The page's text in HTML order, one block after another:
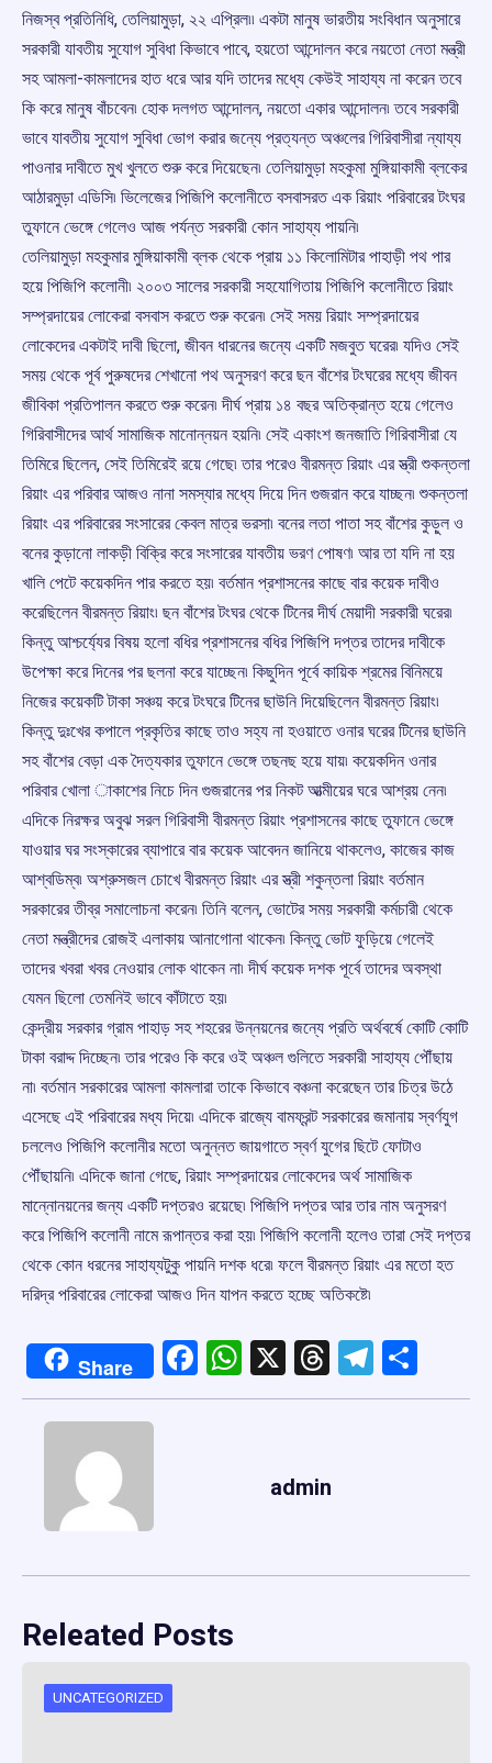
নিজস্ব প্রতিনিধি, তেলিয়ামুড়া, ২২ এপ্রিল৷৷ একটা মানুষ ভারতীয় সংবিধান অনুসারে
সরকারী যাবতীয় সুযোগ সুবিধা কিভাবে পাবে, হয়তো আন্দোলন করে নয়তো নেতা মন্ত্রী
সহ আমলা-কামলাদের হাত ধরে আর যদি তাদের মধ্যে কেউই সাহায্য না করেন তবে
কি করে মানুষ বাঁচবেন৷ হোক দলগত আন্দোলন, নয়তো একার আন্দোলন৷ তবে সরকারী
ভাবে যাবতীয় সুযোগ সুবিধা ভোগ করার জন্যে প্রত্যন্ত অঞ্চলের গিরিবাসীরা ন্যায্য
পাওনার দাবীতে মুখ খুলতে শুরু করে দিয়েছেন৷ তেলিয়ামুড়া মহকুমা মুঙ্গিয়াকামী ব্লকের
আঠারমুড়া এডিসি৷ ভিলেজের পিজিপি কলোনীতে বসবাসরত এক রিয়াং পরিবারের টংঘর
তুফানে ভেঙ্গে গেলেও আজ পর্যন্ত সরকারী কোন সাহায্য পায়নি৷
তেলিয়ামুড়া মহকুমার মুঙ্গিয়াকামী ব্লক থেকে প্রায় ১১ কিলোমিটার পাহাড়ী পথ পার
হয়ে পিজিপি কলোনী৷ ২০০৩ সালের সরকারী সহযোগিতায় পিজিপি কলোনীতে রিয়াং
সম্প্রদায়ের লোকেরা বসবাস করতে শুরু করেন৷ সেই সময় রিয়াং সম্প্রদায়ের
লোকেদের একটাই দাবী ছিলো, জীবন ধারনের জন্যে একটি মজবুত ঘরের৷ যদিও সেই
সময় থেকে পূর্ব পুরুষদের শেখানো পথ অনুসরণ করে ছন বাঁশের টংঘরের মধ্যে জীবন
জীবিকা প্রতিপালন করতে শুরু করেন৷ দীর্ঘ প্রায় ১৪ বছর অতিক্রান্ত হয়ে গেলেও
গিরিবাসীদের আর্থ সামাজিক মানোন্নয়ন হয়নি৷ সেই একাংশ জনজাতি গিরিবাসীরা যে
তিমিরে ছিলেন, সেই তিমিরেই রয়ে গেছে৷ তার পরেও বীরমন্ত রিয়াং এর স্ত্রী শুকন্তলা
রিয়াং এর পরিবার আজও নানা সমস্যার মধ্যে দিয়ে দিন গুজরান করে যাচ্ছন৷ শুকন্তলা
রিয়াং এর পরিবারের সংসারের কেবল মাত্র ভরসা৷ বনের লতা পাতা সহ বাঁশের কুড়ুল ও
বনের কুড়ানো লাকড়ী বিক্রি করে সংসারের যাবতীয় ভরণ পোষণ৷ আর তা যদি না হয়
খালি পেটে কয়েকদিন পার করতে হয়৷ বর্তমান প্রশাসনের কাছে বার কয়েক দাবীও
করেছিলেন বীরমন্ত রিয়াং৷ ছন বাঁশের টংঘর থেকে টিনের দীর্ঘ মেয়াদী সরকারী ঘরের৷
কিন্তু আশ্চর্য্যের বিষয় হলো বধির প্রশাসনের বধির পিজিপি দপ্তর তাদের দাবীকে
উপেক্ষা করে দিনের পর ছলনা করে যাচ্ছেন৷ কিছুদিন পূর্বে কায়িক শ্রমের বিনিময়ে
নিজের কয়েকটি টাকা সঞ্চয় করে টংঘরে টিনের ছাউনি দিয়েছিলেন বীরমন্ত রিয়াং৷
কিন্তু দুঃখের কপালে প্রকৃতির কাছে তাও সহ্য না হওয়াতে ওনার ঘরের টিনের ছাউনি
সহ বাঁশের বেড়া এক দৈত্যকার তুফানে ভেঙ্গে তছনছ হয়ে যায়৷ কয়েকদিন ওনার
পরিবার খোলা াকাশের নিচে দিন গুজরানের পর নিকট আত্মীয়ের ঘরে আশ্রয় নেন৷
এদিকে নিরক্ষর অবুঝ সরল গিরিবাসী বীরমন্ত রিয়াং প্রশাসনের কাছে তুফানে ভেঙ্গে
যাওয়ার ঘর সংস্কারের ব্যাপারে বার কয়েক আবেদন জানিয়ে থাকলেও, কাজের কাজ
আশ্বডিম্ব৷ অশ্রুসজল চোখে বীরমন্ত রিয়াং এর স্ত্রী শকুন্তলা রিয়াং বর্তমান
সরকারের তীব্র সমালোচনা করেন৷ তিনি বলেন, ভোটের সময় সরকারী কর্মচারী থেকে
নেতা মন্ত্রীদের রোজই এলাকায় আনাগোনা থাকেন৷ কিন্তু ভোট ফুড়িয়ে গেলেই
তাদের খবরা খবর নেওয়ার লোক থাকেন না৷ দীর্ঘ কয়েক দশক পূর্বে তাদের অবস্থা
যেমন ছিলো তেমনিই ভাবে কাঁটাতে হয়৷
কেন্দ্রীয় সরকার গ্রাম পাহাড় সহ শহরের উন্নয়নের জন্যে প্রতি অর্থবর্ষে কোটি কোটি
টাকা বরাদ্দ দিচ্ছেন৷ তার পরেও কি করে ওই অঞ্চল গুলিতে সরকারী সাহায্য পৌঁছায়
না৷ বর্তমান সরকারের আমলা কামলারা তাকে কিভাবে বঞ্চনা করেছেন তার চিত্র উঠে
এসেছে এই পরিবারের মধ্য দিয়ে৷ এদিকে রাজ্যে বামফ্রন্ট সরকারের জমানায় স্বর্ণযুগ
চললেও পিজিপি কলোনীর মতো অনুন্নত জায়গাতে স্বর্ণ যুগের ছিটে ফোটাও
পৌঁছায়নি৷ এদিকে জানা গেছে, রিয়াং সম্প্রদায়ের লোকেদের অর্থ সামাজিক
মান্নোনয়নের জন্য একটি দপ্তরও রয়েছে৷ পিজিপি দপ্তর আর তার নাম অনুসরণ
করে পিজিপি কলোনী নামে রূপান্তর করা হয়৷ পিজিপি কলোনী হলেও তারা সেই দপ্তর
থেকে কোন ধরনের সাহায্যটুকু পায়নি দশক ধরে৷ ফলে বীরমন্ত রিয়াং এর মতো হত
দরিদ্র পরিবারের লোকেরা আজও দিন যাপন করতে হচ্ছে অতিকষ্টে৷
Share Facebook
WhatsApp
X Threads
admin
Releated Posts
UNCATEGORIZED